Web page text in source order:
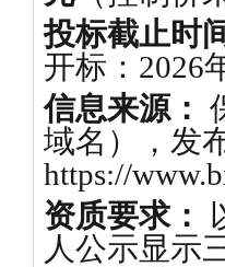
投标截止时
开标：2026
信息来源：
域名），发
https://
资质要求：
人公示显示